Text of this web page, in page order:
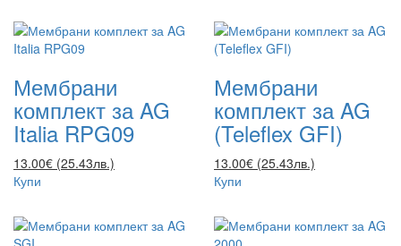
Мембрани
комплект за AG
Italia RPG09
13.00€ (25.43лв.)
Купи
Мембрани
комплект за AG
(Teleflex GFI)
13.00€ (25.43лв.)
Купи